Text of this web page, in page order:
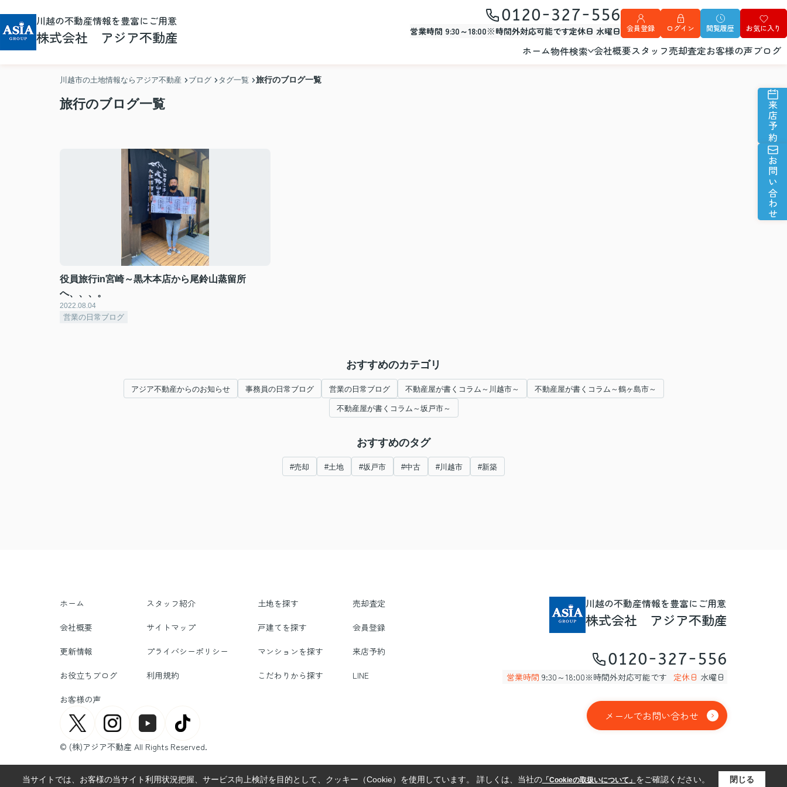
川越の不動産情報を豊富にご用意
株式会社 アジア不動産
0120-327-556
営業時間 9:30～18:00※時間外対応可能です定休日 水曜日 会員登録 ログイン 閲覧履歴 お気に入り
ホーム物件検索 会社概要スタッフ売却査定お客様の声ブログ
来店予約
お問い合わせ
川越市の土地情報ならアジア不動産 ブログ タグ一覧 旅行のブログ一覧
旅行のブログ一覧
役員旅行in宮崎～黒木本店から尾鈴山蒸留所
へ、、、。
2022.08.04
営業の日常ブログ
おすすめのカテゴリ
アジア不動産からのお知らせ 事務員の日常ブログ 営業の日常ブログ 不動産屋が書くコラム～川越市～ 不動産屋が書くコラム～鶴ヶ島市～
不動産屋が書くコラム～坂戸市～
おすすめのタグ
#売却 #土地 #坂戸市 #中古 #川越市 #新築
ホーム スタッフ紹介 土地を探す 売却査定
会社概要 サイトマップ 戸建てを探す 会員登録
更新情報 プライバシーポリシー マンションを探す 来店予約
お役立ちブログ 利用規約 こだわりから探す LINE
お客様の声
© (株)アジア不動産 All Rights Reserved.
川越の不動産情報を豊富にご用意
株式会社 アジア不動産
0120-327-556
営業時間 9:30～18:00※時間外対応可能です 定休日 水曜日
メールでお問い合わせ
当サイトでは、お客様の当サイト利用状況把握、サービス向上検討を目的として、クッキー（Cookie）を使用しています。 詳しくは、当社の「Cookieの取扱いについて」 をご確認ください。 閉じる